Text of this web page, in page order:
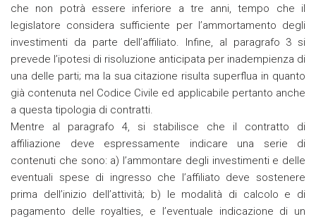
che non potrà essere inferiore a tre anni, tempo che il
legislatore considera sufficiente per l’ammortamento degli
investimenti da parte dell’affiliato. Infine, al paragrafo 3 si
prevede l’ipotesi di risoluzione anticipata per inadempienza di
una delle parti; ma la sua citazione risulta superflua in quanto
già contenuta nel Codice Civile ed applicabile pertanto anche
a questa tipologia di contratti.
Mentre al paragrafo 4, si stabilisce che il contratto di
affiliazione deve espressamente indicare una serie di
contenuti che sono: a) l’ammontare degli investimenti e delle
eventuali spese di ingresso che l’affiliato deve sostenere
prima dell’inizio dell’attività; b) le modalità di calcolo e di
pagamento delle royalties, e l’eventuale indicazione di un